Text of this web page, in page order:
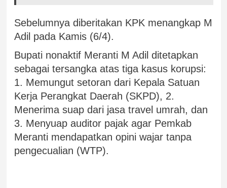
Sebelumnya diberitakan KPK menangkap M
Adil pada Kamis (6/4).
Bupati nonaktif Meranti M Adil ditetapkan
sebagai tersangka atas tiga kasus korupsi:
1. Memungut setoran dari Kepala Satuan
Kerja Perangkat Daerah (SKPD), 2.
Menerima suap dari jasa travel umrah, dan
3. Menyuap auditor pajak agar Pemkab
Meranti mendapatkan opini wajar tanpa
pengecualian (WTP).